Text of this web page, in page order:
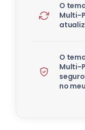
O
Multi-
O
Multi-
no